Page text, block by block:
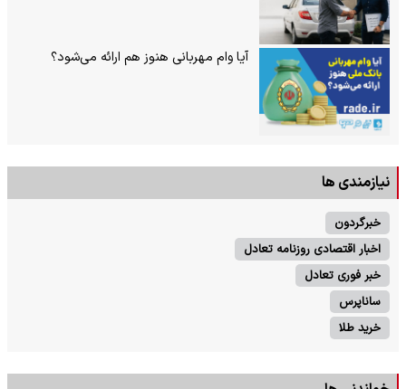
آیا وام مهربانی هنوز هم ارائه می‌شود؟
نیازمندی ها
خبرگردون
اخبار اقتصادی روزنامه تعادل
خبر فوری تعادل
ساناپرس
خرید طلا